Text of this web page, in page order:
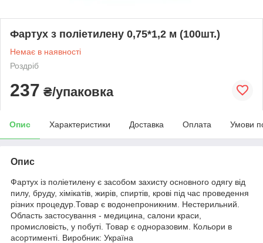
Фартух з поліетилену 0,75*1,2 м (100шт.)
Немає в наявності
Роздріб
237 ₴/упаковка
Опис Характеристики Доставка Оплата Умови
Опис
Фартух із поліетилену є засобом захисту основного одягу від
пилу, бруду, хімікатів, жирів, спиртів, крові під час проведення
різних процедур.Товар є водонепроникним. Нестерильний.
Область застосування - медицина, салони краси,
промисловість, у побуті. Товар є одноразовим. Кольори в
асортименті. Виробник: Україна